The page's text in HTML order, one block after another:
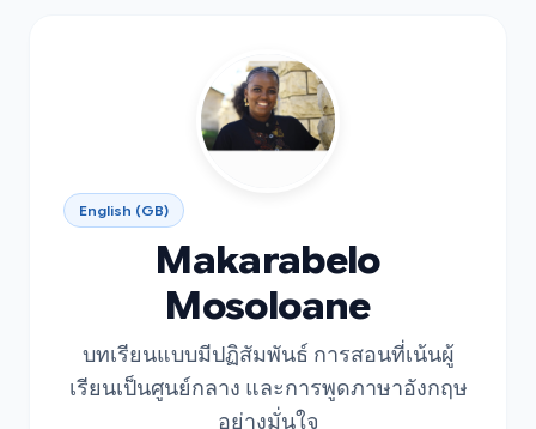
English (GB)
Makarabelo
Mosoloane
บทเรียนแบบมีปฏิสัมพันธ์ การสอนที่เน้นผู้
เรียนเป็นศูนย์กลาง และการพูดภาษาอังกฤษ
อย่างมั่นใจ